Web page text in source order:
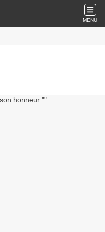
MENU